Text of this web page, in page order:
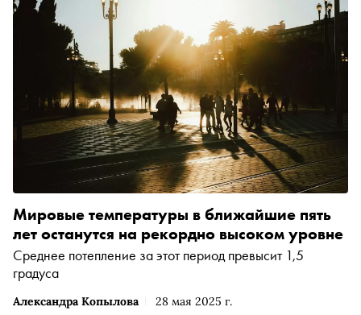
Александра Копылова 28 мая 2025 г.
Мировые температуры в ближайшие пять
лет останутся на рекордно высоком уровне
Среднее потепление за этот период превысит 1,5
градуса